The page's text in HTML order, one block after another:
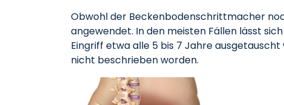
Obwohl der Beckenbodenschrittmacher
angewendet. In den meisten Fällen lässt
Eingriff etwa alle 5 bis 7 Jahre
nicht beschrieben worden.